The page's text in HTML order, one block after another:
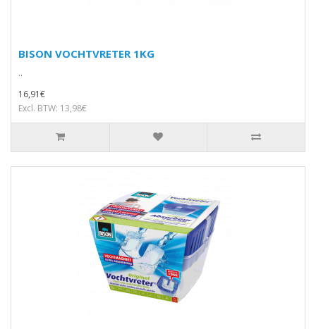
BISON VOCHTVRETER 1KG
..
16,91€
Excl. BTW: 13,98€